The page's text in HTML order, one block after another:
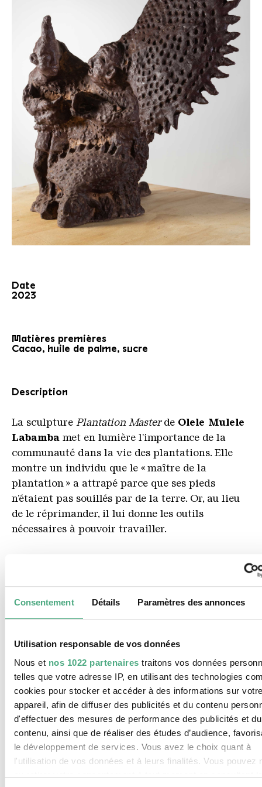
Consentement Détails Paramètres des annonces
Utilisation responsable de vos données
Nous et nos 1022 partenaires traitons vos données
telles que votre adresse IP, en utilisant des technologies
cookies pour stocker et accéder à des informations sur votre
appareil, afin de diffuser des publicités et du contenu
d'effectuer des mesures de performance des publicités et du
contenu, ainsi que de réaliser des études d’audience,
le développement de services. Vous avez le choix quant à
l'utilisation de vos données et à leurs finalités. Vous pouvez
ou retirer votre consentement à tout moment en consultant la
Date
2023
Matières premières
Cacao, huile de palme, sucre
Description
La sculpture Plantation Master de Olele Mulele
Labamba met en lumière l’importance de la
communauté dans la vie des plantations. Elle
montre un individu que le « maître de la
plantation » a attrapé parce que ses pieds
n’étaient pas souillés par de la terre. Or, au lieu
de le réprimander, il lui donne les outils
nécessaires à pouvoir travailler.
Fish Protector